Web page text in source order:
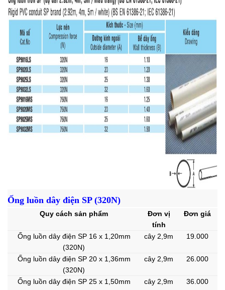
Ống luồn dây điện SP (320N)
Quy cách sản phẩm
Đơn vị
tính
Đơn giá
Ống luồn dây điện SP 16 x 1,20mm
(320N)
cây 2,9m 19.000
Ống luồn dây điện SP 20 x 1,36mm
(320N)
cây 2,9m 26.000
Ống luồn dây điện SP 25 x 1,50mm
cây 2,9m 36.000